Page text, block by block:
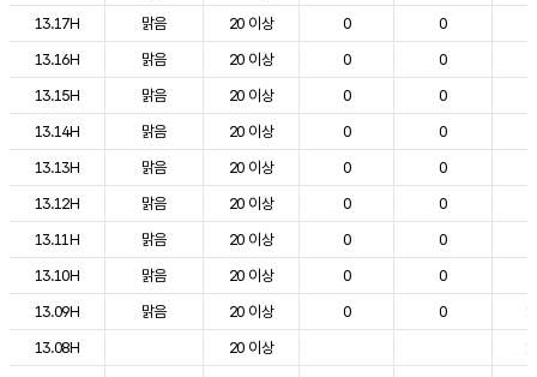
13.17H
맑음 20 이상 0 0
13.16H
맑음 20 이상 0 0
13.15H
맑음 20 이상 0 0
13.14H
맑음 20 이상 0 0
13.13H
맑음 20 이상 0 0
13.12H
맑음 20 이상 0 0
13.11H
맑음 20 이상 0 0
13.10H
맑음 20 이상 0 0
13.09H
맑음 20 이상 0 0
13.08H
20 이상